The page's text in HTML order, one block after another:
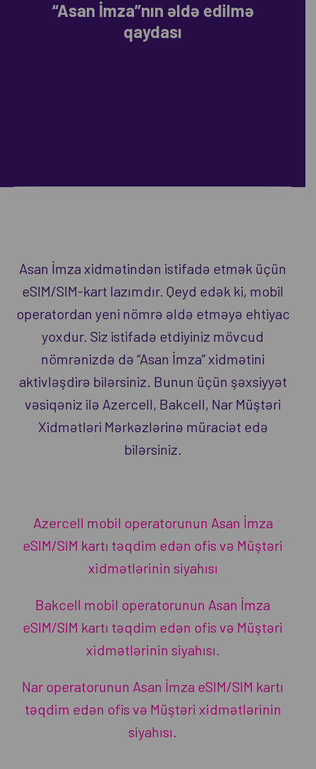
“Asan İmza”nın əldə edilmə
qaydası
Asan İmza xidmətindən istifadə etmək üçün
eSIM/SIM-kart lazımdır. Qeyd edək ki, mobil
operatordan yeni nömrə əldə etməyə ehtiyac
yoxdur. Siz istifadə etdiyiniz mövcud
nömrənizdə də “Asan İmza” xidmətini
aktivləşdirə bilərsiniz. Bunun üçün şəxsiyyət
vəsiqəniz ilə Azercell, Bakcell, Nar Müştəri
Xidmətləri Mərkəzlərinə müraciət edə
bilərsiniz.
Azercell mobil operatorunun Asan İmza
eSIM/SIM kartı təqdim edən ofis və Müştəri
xidmətlərinin siyahısı
Bakcell mobil operatorunun Asan İmza
eSIM/SIM kartı təqdim edən ofis və Müştəri
xidmətlərinin siyahısı.
Nar operatorunun Asan İmza eSIM/SIM kartı
təqdim edən ofis və Müştəri xidmətlərinin
siyahısı.